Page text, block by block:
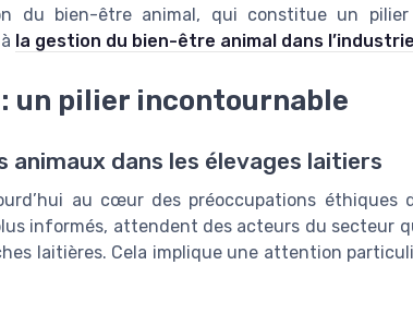
du bien-être animal, qui constitue un pilier
la gestion du bien-être animal dans
un pilier incontournable
animaux dans les élevages laitiers
au cœur des préoccupations éthiques
informés, attendent des acteurs du secteur
laitières. Cela implique une attention